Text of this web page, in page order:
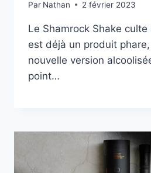
Par Nathan 2 février 2023
Le Shamrock Shake culte
est déjà un produit
nouvelle version
point…